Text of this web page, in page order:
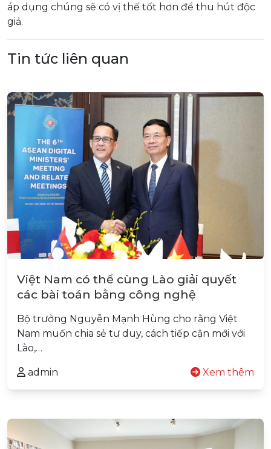
áp dụng chúng sẽ có vị thế tốt hơn để thu hút độc
giả.
Tin tức liên quan
Việt Nam có thể cùng Lào giải quyết
các bài toán bằng công nghệ
Bộ trưởng Nguyễn Mạnh Hùng cho rằng Việt
Nam muốn chia sẻ tư duy, cách tiếp cận mới với
Lào,…
admin Xem thêm